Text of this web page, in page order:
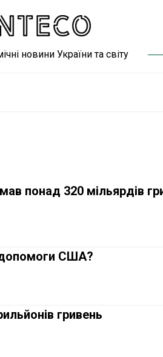
новини України та світу
понад 320 мільярдів
США?
гривень